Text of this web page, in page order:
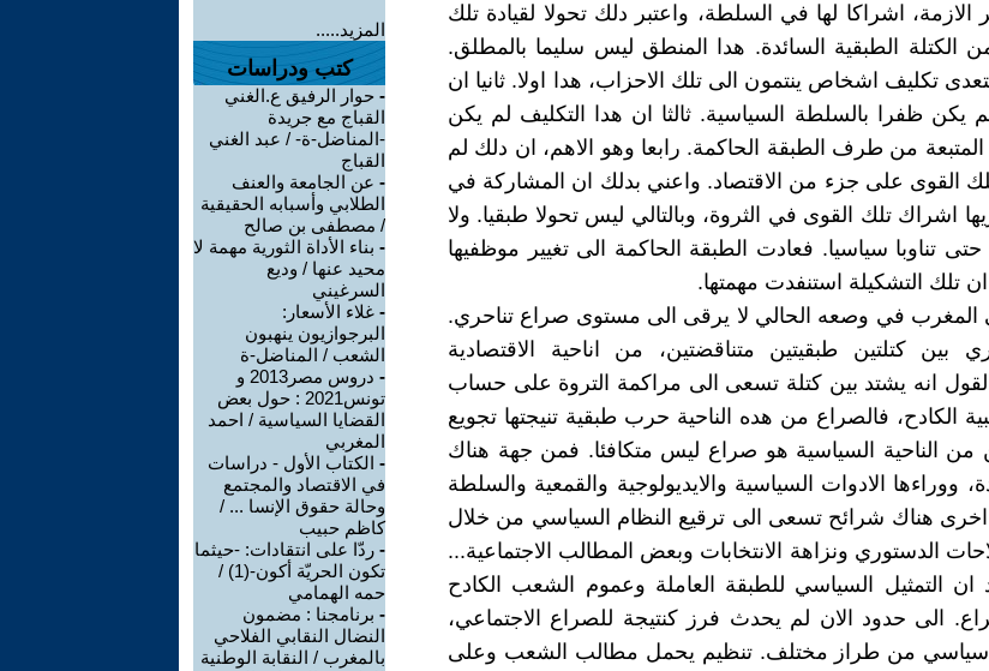
اشراكا لها في السلطة، واعتبر دلك تحولا لقيادة تلك
الكتلة الطبقية السائدة. هدا المنطق ليس سليما بالمطلق.
تكليف اشخاص ينتمون الى تلك الاحزاب، هدا اولا. ثانيا ان
يكن ظفرا بالسلطة السياسية. ثالثا ان هدا التكليف لم يكن
من طرف الطبقة الحاكمة. رابعا وهو الاهم، ان دلك لم
تلك القوى على جزء من الاقتصاد. واعني بدلك ان المشاركة في
اشراك تلك القوى في الثروة، وبالتالي ليس تحولا طبقيا. ولا
تناوبا سياسيا. فعادت الطبقة الحاكمة الى تغيير موظفيها
ان تلك التشكيلة استنفدت مهمتها.
المغرب في وصعه الحالي لا يرقى الى مستوى صراع تناحري.
بين كتلتين طبقيتين متناقضتين، من اناحية الاقتصادية
القول انه يشتد بين كتلة تسعى الى مراكمة التروة على حساب
الكادح، فالصراع من هده الناحية حرب طبقية تنيجتها تجويع
من الناحية السياسية هو صراع ليس متكافئا. فمن جهة هناك
ووراءها الادوات السياسية والايديولوجية والقمعية والسلطة
هناك شرائح تسعى الى ترقيع النظام السياسي من خلال
الدستوري ونزاهة الانتخابات وبعض المطالب الاجتماعية...
ان التمثيل السياسي للطبقة العاملة وعموم الشعب الكادح
الى حدود الان لم يحدث فرز كنتيجة للصراع الاجتماعي،
سياسي من طراز مختلف. تنظيم يحمل مطالب الشعب وعلى
المزيد.....
كتب ودراسات
- حوار الرفيق ع.الغني
القباج مع جريدة
-المناضل-ة- / عبد الغني
القباج
- عن الجامعة والعنف
الطلابي وأسبابه الحقيقية
/ مصطفى بن صالح
- بناء الأداة الثورية مهمة لا
محيد عنها / وديع
السرغيني
- غلاء الأسعار:
البرجوازيون ينهبون
الشعب / المناضل-ة
-
دروس مصر2013 و
تونس2021 : حول بعض
القضايا السياسية / احمد
المغربي
- الكتاب الأول - دراسات
في الاقتصاد والمجتمع
وحالة حقوق الإنسا ... /
كاظم حبيب
- ردّا على انتقادات: -حيثما
تكون الحريّة أكون-(1) /
حمه الهمامي
- برنامجنا : مضمون
النضال النقابي الفلاحي
بالمغرب / النقابة الوطنية